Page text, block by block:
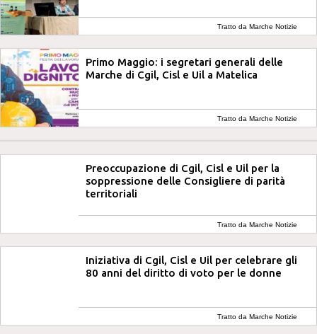
Tratto da Marche Notizie
Primo Maggio: i segretari generali delle
Marche di Cgil, Cisl e Uil a Matelica
Tratto da Marche Notizie
Preoccupazione di Cgil, Cisl e Uil per la
soppressione delle Consigliere di parità
territoriali
Tratto da Marche Notizie
Iniziativa di Cgil, Cisl e Uil per celebrare gli
80 anni del diritto di voto per le donne
Tratto da Marche Notizie